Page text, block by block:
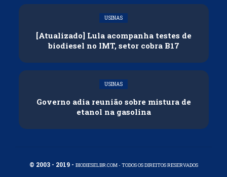
USINAS
[Atualizado] Lula acompanha testes de
biodiesel no IMT, setor cobra B17
USINAS
Governo adia reunião sobre mistura de
etanol na gasolina
© 2003 - 2019 - BIODIESELBR.COM - TODOS OS DIREITOS RESERVADOS